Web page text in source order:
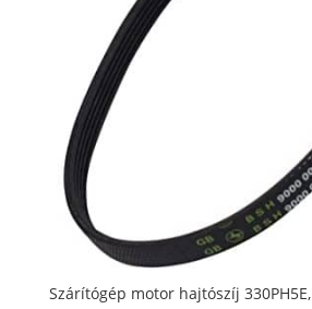
Szárítógép motor hajtószíj 330PH5E,